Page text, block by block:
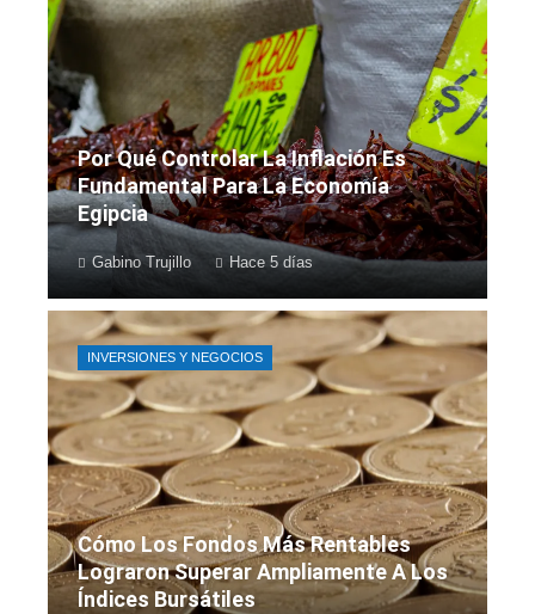
Por Qué Controlar La Inflación Es
Fundamental Para La Economía
Egipcia
Gabino Trujillo Hace 5 días
INVERSIONES Y NEGOCIOS
Cómo Los Fondos Más Rentables
Lograron Superar Ampliamente A Los
Índices Bursátiles